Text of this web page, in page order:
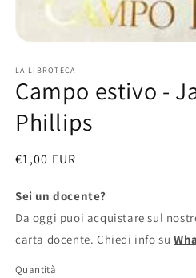
multimediali
1
in
modale
LA LIBROTECA
Campo estivo -
Phillips
Prezzo
listino
€1,00 EUR
Sei un docente?
Da oggi puoi acquistare sul
carta docente. Chiedi info su
Quantità